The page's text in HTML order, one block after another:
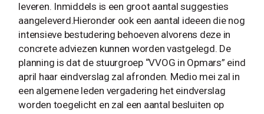
leveren. Inmiddels is een groot aantal suggesties
aangeleverd.Hieronder ook een aantal ideeen die nog
intensieve bestudering behoeven alvorens deze in
concrete adviezen kunnen worden vastgelegd. De
planning is dat de stuurgroep “VVOG in Opmars” eind
april haar eindverslag zal afronden. Medio mei zal in
een algemene leden vergadering het eindverslag
worden toegelicht en zal een aantal besluiten op